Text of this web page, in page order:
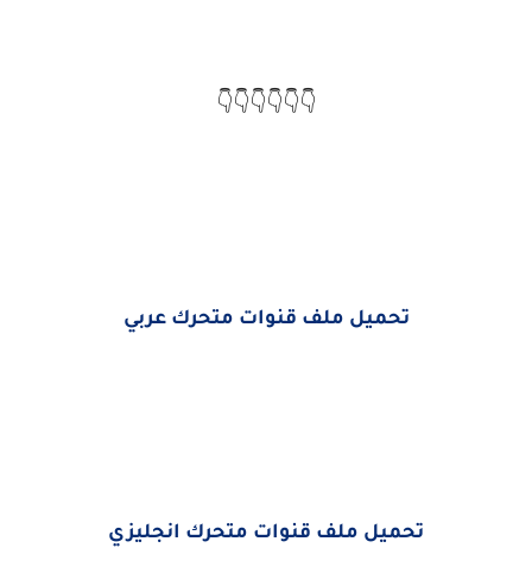
👇👇👇👇👇👇
تحميل ملف قنوات متحرك عربي
تحميل ملف قنوات متحرك انجليزي